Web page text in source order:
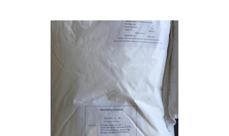
Posts navigation